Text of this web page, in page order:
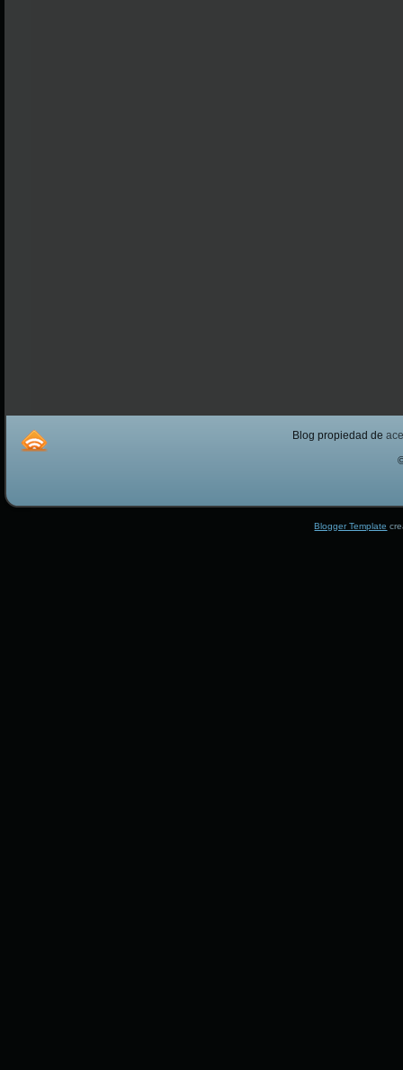
Blog propiedad de
Blogger Template